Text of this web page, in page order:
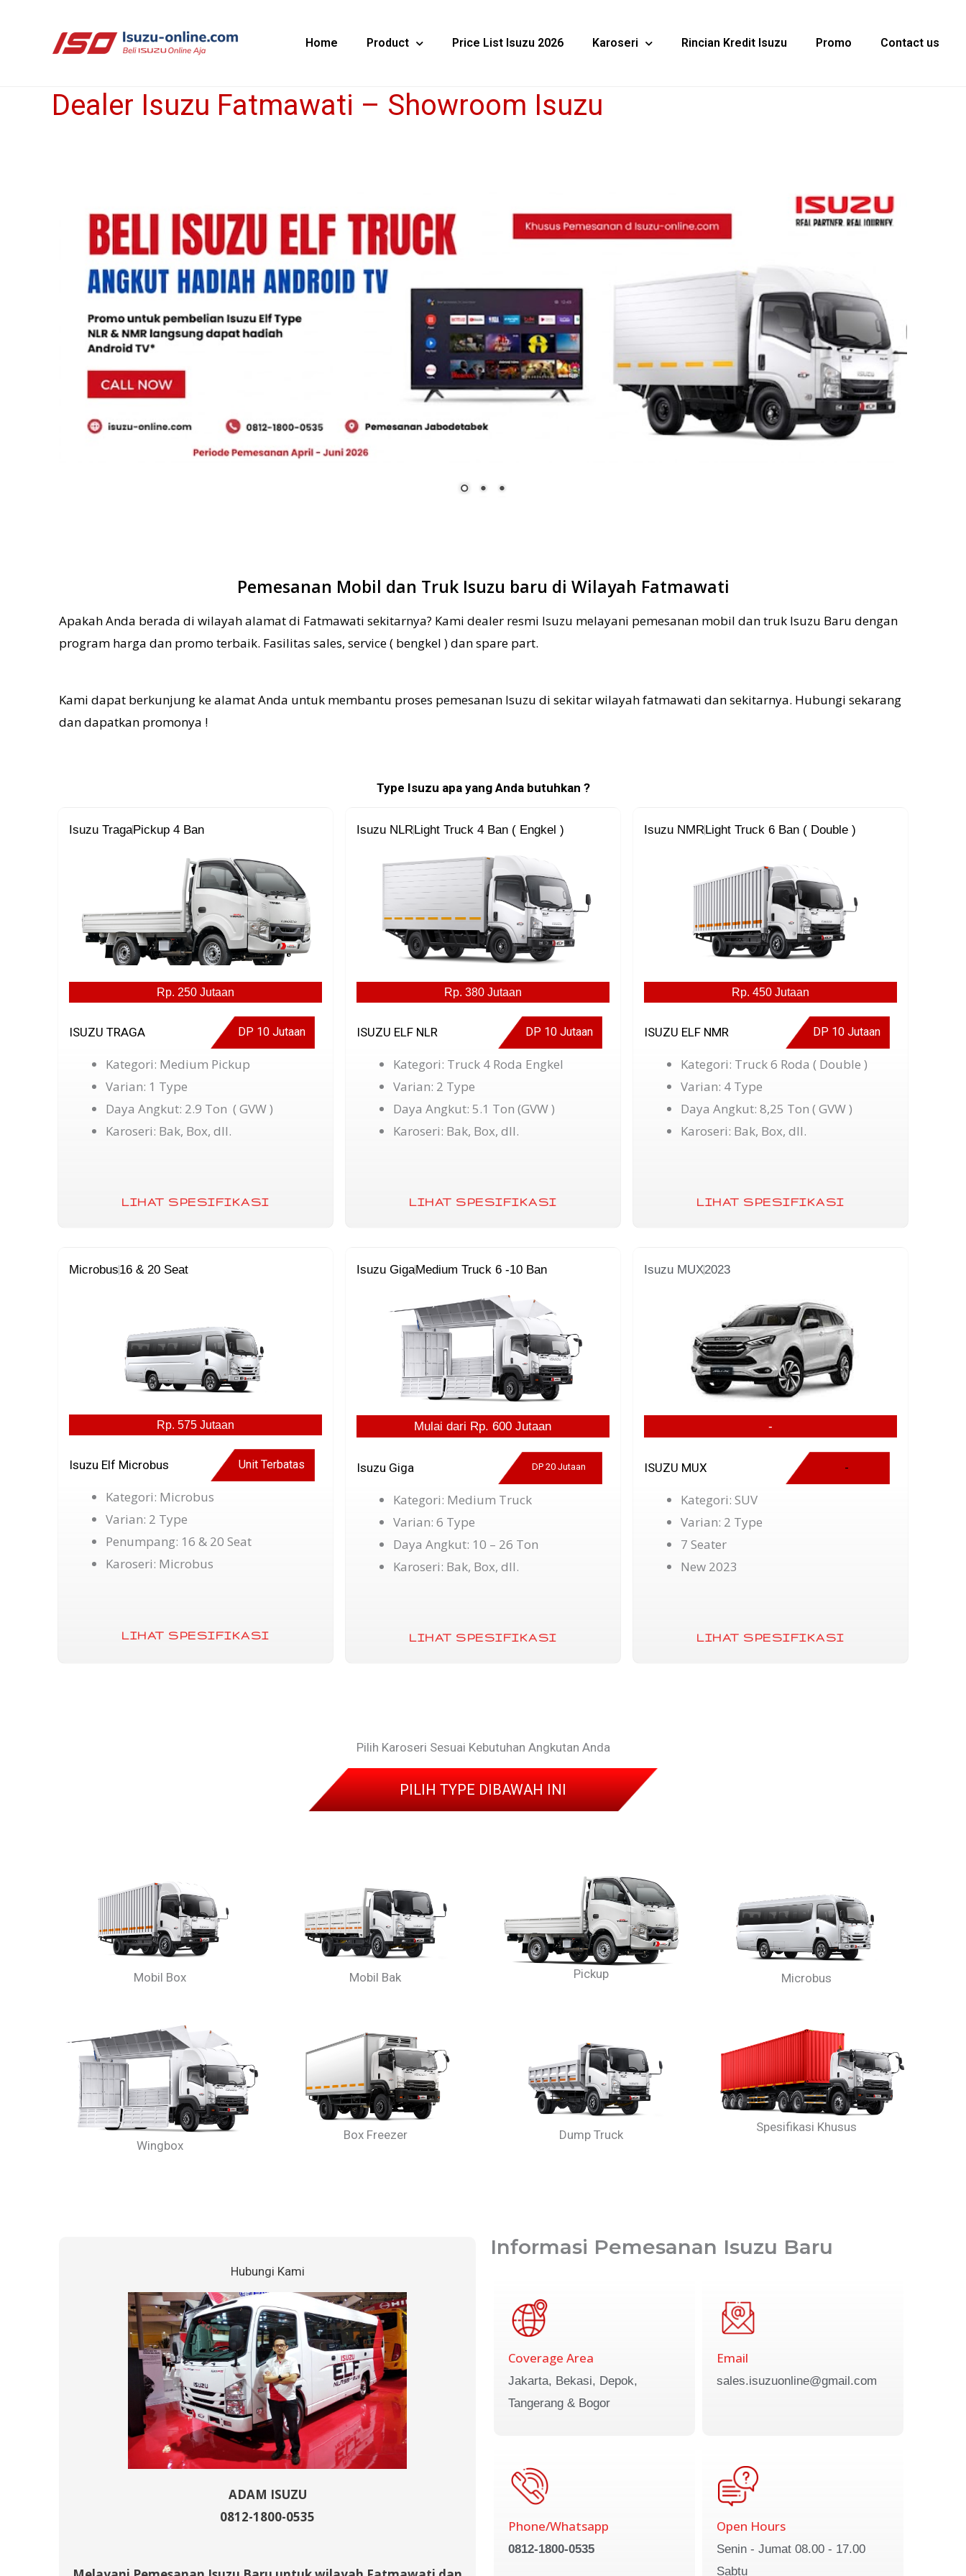
Home Product Price List Isuzu 2026 Karoseri Rincian Kredit Isuzu Promo Contact us
Dealer Isuzu Fatmawati – Showroom Isuzu
Pemesanan Mobil dan Truk Isuzu baru di Wilayah Fatmawati
Apakah Anda berada di wilayah alamat di Fatmawati sekitarnya? Kami dealer resmi Isuzu melayani pemesanan mobil dan truk Isuzu Baru dengan
program harga dan promo terbaik. Fasilitas sales, service ( bengkel ) dan spare part.
Kami dapat berkunjung ke alamat Anda untuk membantu proses pemesanan Isuzu di sekitar wilayah fatmawati dan sekitarnya. Hubungi sekarang
dan dapatkan promonya !
Type Isuzu apa yang Anda butuhkan ?
Isuzu Traga Pickup 4 Ban
Rp. 250 Jutaan
ISUZU TRAGA DP 10 Jutaan
Kategori: Medium Pickup
Varian: 1 Type
Daya Angkut: 2.9 Ton ( GVW )
Karoseri: Bak, Box, dll.
LIHAT SPESIFIKASI
Isuzu NLR Light Truck 4 Ban ( Engkel )
Rp. 380 Jutaan
ISUZU ELF NLR DP 10 Jutaan
Kategori: Truck 4 Roda Engkel
Varian: 2 Type
Daya Angkut: 5.1 Ton (GVW )
Karoseri: Bak, Box, dll.
LIHAT SPESIFIKASI
Isuzu NMR Light Truck 6 Ban ( Double )
Rp. 450 Jutaan
ISUZU ELF NMR DP 10 Jutaan
Kategori: Truck 6 Roda ( Double )
Varian: 4 Type
Daya Angkut: 8,25 Ton ( GVW )
Karoseri: Bak, Box, dll.
LIHAT SPESIFIKASI
Microbus16 & 20 Seat
Rp. 575 Jutaan
Isuzu Elf Microbus Unit Terbatas
Kategori: Microbus
Varian: 2 Type
Penumpang: 16 & 20 Seat
Karoseri: Microbus
LIHAT SPESIFIKASI
Isuzu GigaMedium Truck 6 -10 Ban
Mulai dari Rp. 600 Jutaan
Isuzu Giga DP 20 Jutaan
Kategori: Medium Truck
Varian: 6 Type
Daya Angkut: 10 – 26 Ton
Karoseri: Bak, Box, dll.
LIHAT SPESIFIKASI
Isuzu MUX2023
-
ISUZU MUX -
Kategori: SUV
Varian: 2 Type
7 Seater
New 2023
LIHAT SPESIFIKASI
Pilih Karoseri Sesuai Kebutuhan Angkutan Anda
PILIH TYPE DIBAWAH INI
Mobil Box Mobil Bak Pickup Microbus
Wingbox
Box Freezer Dump Truck
Spesifikasi Khusus
Hubungi Kami
ADAM ISUZU
0812-1800-0535
Informasi Pemesanan Isuzu Baru
Coverage Area
Jakarta, Bekasi, Depok,
Tangerang & Bogor
Email
sales.isuzuonline@gmail.com
Phone/Whatsapp
0812-1800-0535
Open Hours
Senin - Jumat 08.00 - 17.00
Sabtu
Dealer
Isuzu